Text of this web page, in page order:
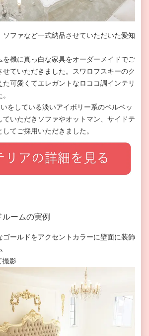
ソファなど一式納品させていただいた愛知
を機に真っ白な家具をオーダーメイドでご
せていただきました。スワロフスキーのク
た可愛くてエレガントなロココ調インテリ
をしている淡いアイボリー系のベルベッ
ていただきソファやオットマン、サイドテ
てご採用いただきました。
ルームの実例
ゴールドをアクセントカラーに壁面に装飾
撮影